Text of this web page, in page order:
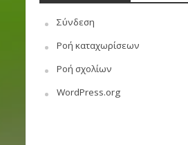
Σύνδεση
Ροή καταχωρίσεων
Ροή σχολίων
WordPress.org